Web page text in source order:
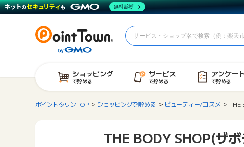
ショッピング
で貯める
サービス
で貯める
アンケー
で貯める
ポイントタウンTOP ショッピングで貯める ビューティー/コスメ THE
THE BODY SHOP(ザ
無料診断